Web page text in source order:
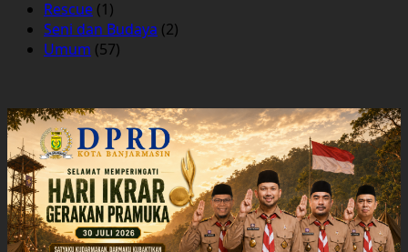
Rescue (1)
Seni dan Budaya (2)
Umum (57)